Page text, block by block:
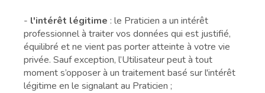
- l'intérêt légitime : le Praticien a un intérêt
professionnel à traiter vos données qui est justifié,
équilibré et ne vient pas porter atteinte à votre vie
privée. Sauf exception, l’Utilisateur peut à tout
moment s’opposer à un traitement basé sur l'intérêt
légitime en le signalant au Praticien ;